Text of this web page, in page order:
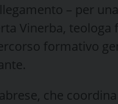
– per
Vinerba,
formativo
che